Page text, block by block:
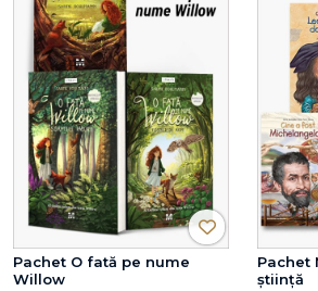
Pachet O fată pe nume
Willow
Pachet
știință